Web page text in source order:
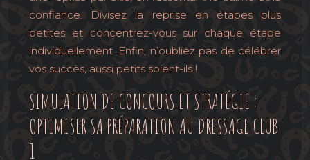
confiance. Divisez la reprise en étapes plus
petites et concentrez-vous sur chaque étape
individuellement. Enfin, n’oubliez pas de célébrer
vos succès, aussi petits soient-ils !
SIMULATION DE CONCOURS ET STRATÉGIE :
OPTIMISER SA PRÉPARATION AU DRESSAGE CLUB
1